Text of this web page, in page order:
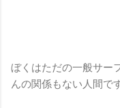
ぼくはただの一般サー
んの関係もない人間です